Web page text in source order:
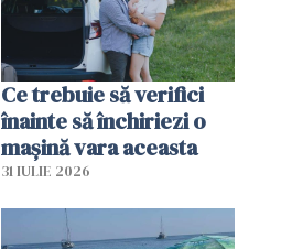
Ce trebuie să verifici
înainte să închiriezi o
mașină vara aceasta
31 IULIE 2026